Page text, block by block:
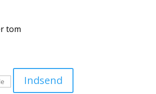
tom
Indsend